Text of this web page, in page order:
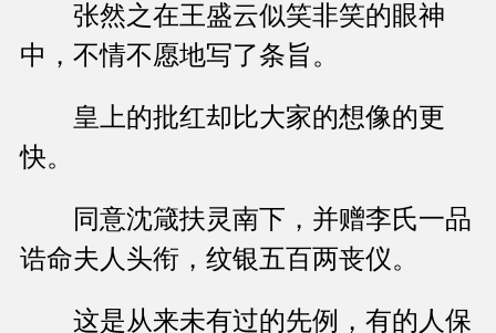
张然之在王盛云似笑非笑的眼神
中，不情不愿地写了条旨。
皇上的批红却比大家的想像的更
快。
同意沈箴扶灵南下，并赠李氏一品
诰命夫人头衔，纹银五百两丧仪。
这是从来未有过的先例，有的人保